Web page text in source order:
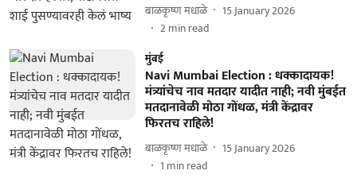
बाळकृष्ण मधाळे
15 January 2026
2min read
मुंबई
Navi Mumbai Election : धक्कादायक!
मंत्र्यांचेच नाव मतदार यादीत नाही; नवी मुंबईत
मतदानावेळी मोठा गोंधळ, मंत्री केंद्रावर
फिरतच राहिले!
बाळकृष्ण मधाळे
15 January 2026
1 min read